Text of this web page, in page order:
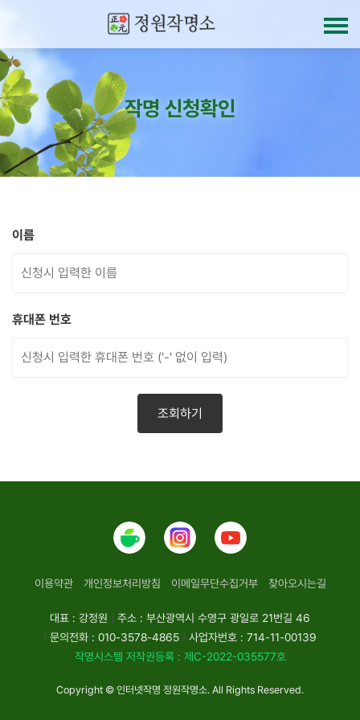
작명 신청확인
이름
휴대폰 번호
이용약관 개인정보처리방침 이메일무단수집거부 찾아오시는길
대표 : 강정원
주소 : 부산광역시 수영구 광일로 21번길 46
문의전화 : 010-3578-4865
사업자번호 : 714-11-00139
작명시스템 저작권등록 : 제C-2022-035577호
Copyright © 인터넷작명 정원작명소. All Rights Reserved.